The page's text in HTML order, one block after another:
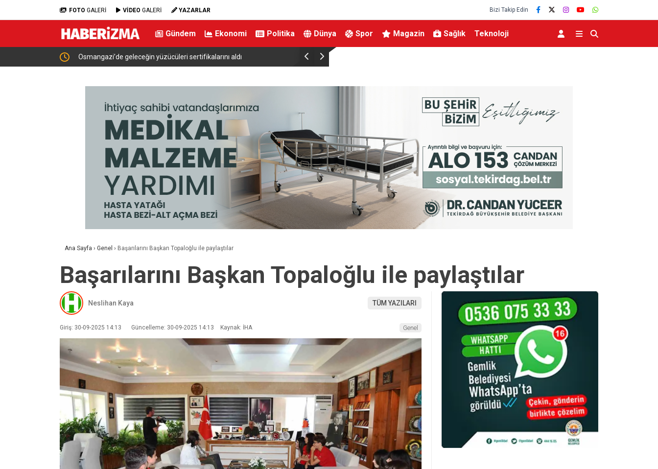
FOTO GALERİ VİDEO GALERİ YAZARLAR Bizi Takip Edin
Gündem Ekonomi Politika Dünya Spor Magazin Sağlık Teknoloji
Osmangazi’de geleceğin yüzücüleri sertifikalarını aldı MHP Yunusemre’de yeni başkan Ali Özkan oldu
Ana Sayfa › Genel › Başarılarını Başkan Topaloğlu ile paylaştılar
Başarılarını Başkan Topaloğlu ile paylaştılar
Neslihan Kaya TÜM YAZILARI
Giriş: 30-09-2025 14:13 Güncelleme: 30-09-2025 14:13 Kaynak: İHA Genel